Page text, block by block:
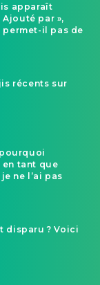
apparaît
par »,
permet-il pas de
récents sur
en tant que
ne l’ai pas
disparu ? Voici